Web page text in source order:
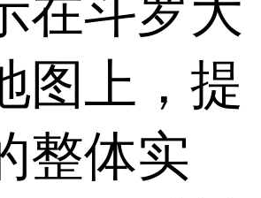
在斗罗大
图上，提
整体实